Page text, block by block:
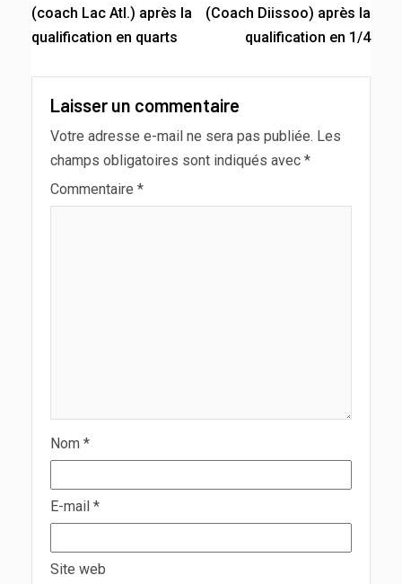
(coach Lac Atl.) après la
qualification en quarts
(Coach Diissoo) après la
qualification en 1/4
Laisser un commentaire
Votre adresse e-mail ne sera pas publiée. Les
champs obligatoires sont indiqués avec *
Commentaire *
Nom *
E-mail *
Site web